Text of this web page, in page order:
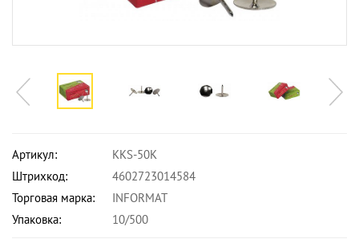
Артикул:
KKS-50K
Штрихкод:
4602723014584
Торговая марка:
INFORMAT
Упаковка:
10/500